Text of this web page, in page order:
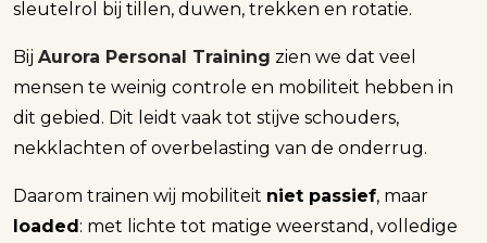
sleutelrol bij tillen, duwen, trekken en rotatie.
Bij Aurora Personal Training zien we dat veel
mensen te weinig controle en mobiliteit hebben in
dit gebied. Dit leidt vaak tot stijve schouders,
nekklachten of overbelasting van de onderrug.
Daarom trainen wij mobiliteit niet passief, maar
loaded: met lichte tot matige weerstand, volledige